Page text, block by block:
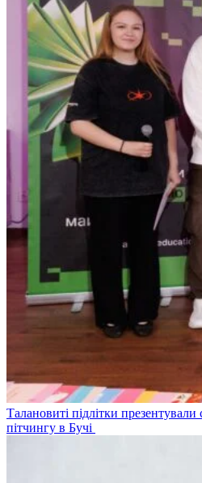
Талановиті підлітки презентували
пітчингу в Бучі